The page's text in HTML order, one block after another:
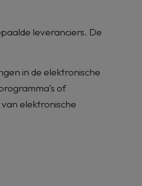
leveranciers. De
in de elektronische
of
elektronische